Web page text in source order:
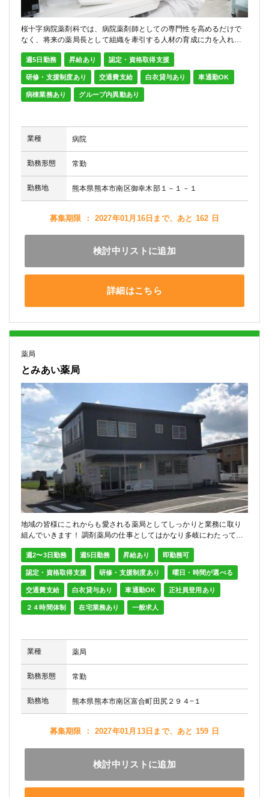
桜十字病院薬剤科では、病院薬剤師としての専門性を高めるだけで
なく、将来の薬局長として組織を牽引する人材の育成に力を入れて
います。桜十字グループは2026年現在、熊本県6病院、福岡県11病
院、宮崎県2病院を展開しており、グループのさらなる発展に向けて
将来の薬局長候補を募集しています。まずは桜十字病院で...続きを
読む
週5日勤務 昇給あり 認定・資格取得支援
研修・支援制度あり 交通費支給 白衣貸与あり 車通勤OK
病棟業務あり グループ内異動あり
業種 病院
勤務形態 常勤
勤務地 熊本県熊本市南区御幸木部１－１－１
募集期限 ： 2027年01月16日まで、あと 162 日
検討中リストに追加
詳細はこちら
薬局
とみあい薬局
地域の皆様にこれからも愛される薬局としてしっかりと業務に取り
組んでいきます！ 調剤薬局の仕事としてはかなり多岐にわたって経
験できますので、非常にやりがいのある現場です。
HP:https://tomiai.hiiragi-p.co.jp
週2〜3日勤務 週5日勤務 昇給あり 即勤務可
認定・資格取得支援 研修・支援制度あり 曜日・時間が選べる
交通費支給 白衣貸与あり 車通勤OK 正社員登用あり
２４時間体制 在宅業務あり 一般求人
業種 薬局
勤務形態 常勤
勤務地 熊本県熊本市南区富合町田尻２９４−１
募集期限 ： 2027年01月13日まで、あと 159 日
検討中リストに追加